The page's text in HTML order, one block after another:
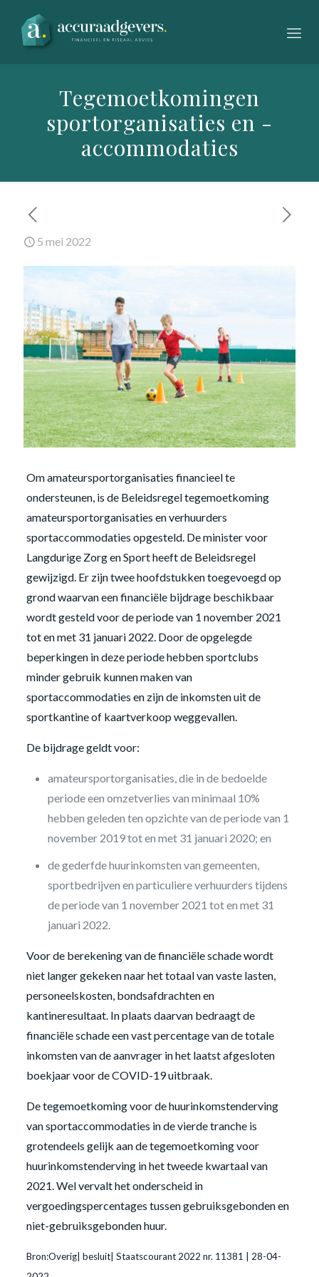
Tegemoetkomingen
sportorganisaties en -
accommodaties
5 mei 2022
Om amateursportorganisaties financieel te
ondersteunen, is de Beleidsregel tegemoetkoming
amateursportorganisaties en verhuurders
sportaccommodaties opgesteld. De minister voor
Langdurige Zorg en Sport heeft de Beleidsregel
gewijzigd. Er zijn twee hoofdstukken toegevoegd op
grond waarvan een financiële bijdrage beschikbaar
wordt gesteld voor de periode van 1 november 2021
tot en met 31 januari 2022. Door de opgelegde
beperkingen in deze periode hebben sportclubs
minder gebruik kunnen maken van
sportaccommodaties en zijn de inkomsten uit de
sportkantine of kaartverkoop weggevallen.
De bijdrage geldt voor:
amateursportorganisaties, die in de bedoelde
periode een omzetverlies van minimaal 10%
hebben geleden ten opzichte van de periode van 1
november 2019 tot en met 31 januari 2020; en
de gederfde huurinkomsten van gemeenten,
sportbedrijven en particuliere verhuurders tijdens
de periode van 1 november 2021 tot en met 31
januari 2022.
Voor de berekening van de financiële schade wordt
niet langer gekeken naar het totaal van vaste lasten,
personeelskosten, bondsafdrachten en
kantineresultaat. In plaats daarvan bedraagt de
financiële schade een vast percentage van de totale
inkomsten van de aanvrager in het laatst afgesloten
boekjaar voor de COVID-19 uitbraak.
De tegemoetkoming voor de huurinkomstenderving
van sportaccommodaties in de vierde tranche is
grotendeels gelijk aan de tegemoetkoming voor
huurinkomstenderving in het tweede kwartaal van
2021. Wel vervalt het onderscheid in
vergoedingspercentages tussen gebruiksgebonden en
niet-gebruiksgebonden huur.
Bron:Overig| besluit| Staatscourant 2022 nr. 11381 | 28-04-